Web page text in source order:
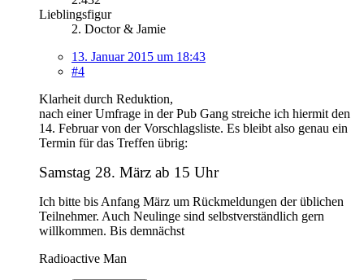
Lieblingsfigur
2. Doctor & Jamie
13. Januar 2015 um 18:43
#4
Klarheit durch Reduktion,
nach einer Umfrage in der Pub Gang streiche ich hiermit den
14. Februar von der Vorschlagsliste. Es bleibt also genau ein
Termin für das Treffen übrig:
Samstag 28. März ab 15 Uhr
Ich bitte bis Anfang März um Rückmeldungen der üblichen
Teilnehmer. Auch Neulinge sind selbstverständlich gern
willkommen. Bis demnächst
Radioactive Man